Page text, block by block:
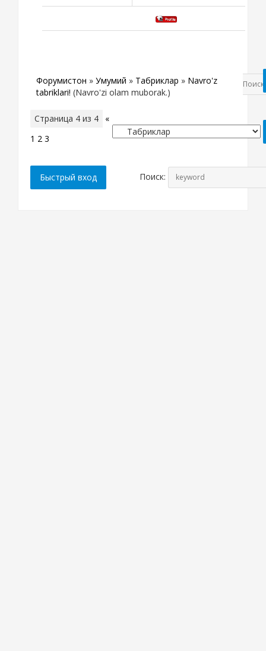
Форумистон » Умумий » Табриклар » Navro'z
tabriklari! (Navro'zi olam muborak.)
Страница 4 из 4
«
1 2 3
Поиск: